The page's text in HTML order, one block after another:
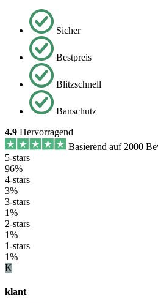
Sicher
Bestpreis
Blitzschnell
Banschutz
4.9 Hervorragend
Basierend auf 2000
5-stars
96%
4-stars
3%
3-stars
1%
2-stars
1%
1-stars
1%
K
klant